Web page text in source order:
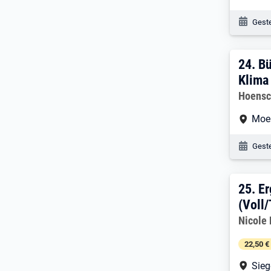
24.
24.
25.
25.
Nicole
22,50